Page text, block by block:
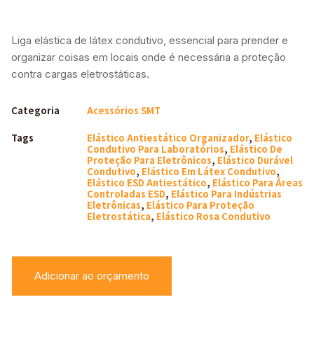
Liga elástica de látex condutivo, essencial para prender e
organizar coisas em locais onde é necessária a proteção
contra cargas eletrostáticas.
Categoria Acessórios SMT
Tags Elástico Antiestático Organizador, Elástico
Condutivo Para Laboratórios, Elástico De
Proteção Para Eletrônicos, Elástico Durável
Condutivo, Elástico Em Látex Condutivo,
Elástico ESD Antiestático, Elástico Para Áreas
Controladas ESD, Elástico Para Indústrias
Eletrônicas, Elástico Para Proteção
Eletrostática, Elástico Rosa Condutivo
Adicionar ao orçamento